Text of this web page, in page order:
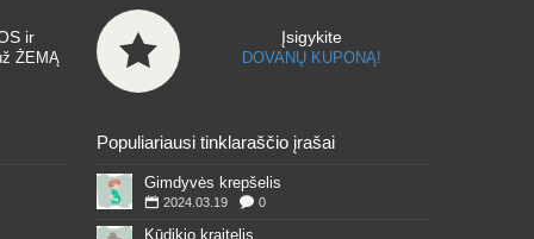
ir
ŽEMĄ
Įsigykite
DOVANŲ KUPONĄ!
Populiariausi tinklaraščio įrašai
Gimdyvės krepšelis
2024.03.19 0
Kūdikio kraitelis